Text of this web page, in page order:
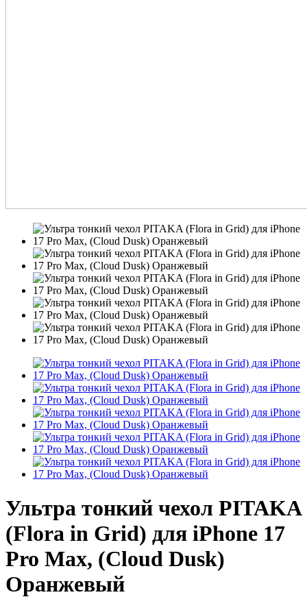
Ультра тонкий чехол PITAKA
(Flora in Grid) для iPhone 17
Pro Max, (Cloud Dusk)
Оранжевый